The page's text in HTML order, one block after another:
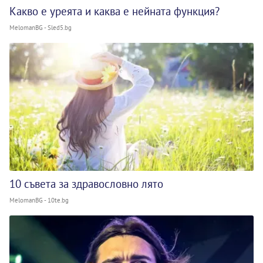
Какво е уреята и каква е нейната функция?
MelomanBG - Sled5.bg
10 съвета за здравословно лято
MelomanBG - 10te.bg